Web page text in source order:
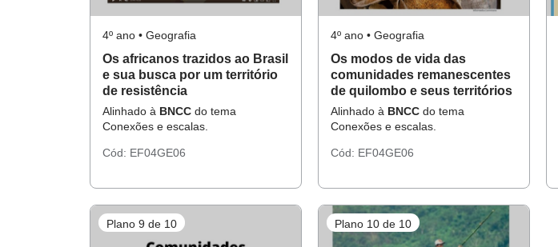
4º ano • Geografia
Os africanos trazidos ao Brasil
e sua busca por um território
de resistência
Alinhado à BNCC do tema
Conexões e escalas.
Cód: EF04GE06
4º ano • Geografia
Os modos de vida das
comunidades remanescentes
de quilombo e seus territórios
Alinhado à BNCC do tema
Conexões e escalas.
Cód: EF04GE06
Plano 9 de 10 Plano 10 de 10